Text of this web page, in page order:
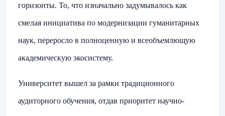
горизонты. То, что изначально задумывалось как
смелая инициатива по модернизации гуманитарных
наук, переросло в полноценную и всеобъемлющую
академическую экосистему.
Университет вышел за рамки традиционного
аудиторного обучения, отдав приоритет научно-